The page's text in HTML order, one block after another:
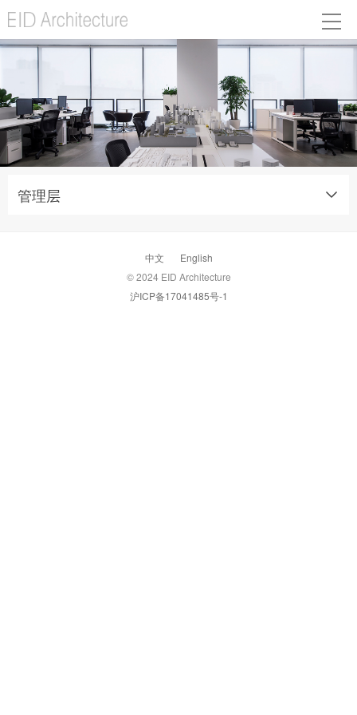
管理层
中文
English
© 2024 EID Architecture
沪ICP备17041485号-1